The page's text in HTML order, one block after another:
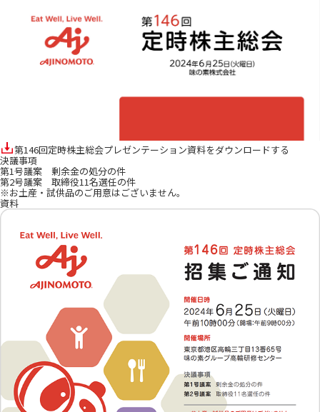
第146回定時株主総会プレゼンテーション資料をダウンロードする
決議事項
第1号議案 剰余金の処分の件
第2号議案 取締役11名選任の件
※お土産・試供品のご用意はございません。
資料